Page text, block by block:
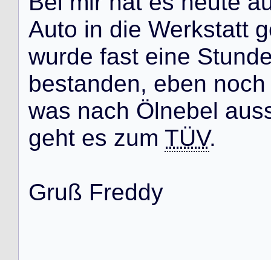
Auto in die Werkstatt g
wurde fast eine Stund
bestanden, eben noch
was nach Ölnebel aus
geht es zum TÜV.
Gruß Freddy